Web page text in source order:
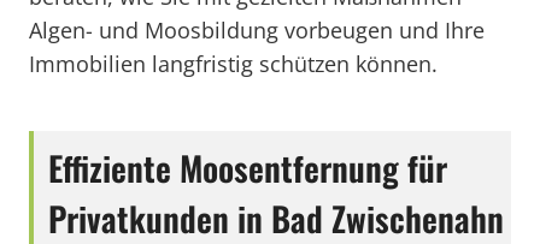
Algen- und Moosbildung vorbeugen und Ihre
Immobilien langfristig schützen können.
Effiziente Moosentfernung für
Privatkunden in Bad Zwischenahn